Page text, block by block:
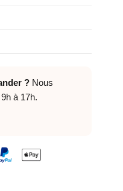
?Nous
à 17h.